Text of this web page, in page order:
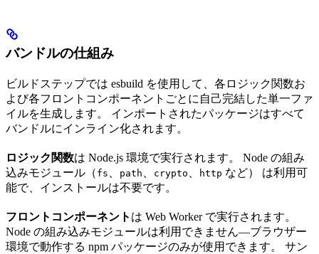
バンドルの仕組み
ビルドステップでは esbuild を使用して、各ロジック関数お
よび各フロントコンポーネントごとに自己完結した単一ファ
イルを生成します。 インポートされたパッケージはすべて
バンドルにインライン化されます。
ロジック関数は Node.js 環境で実行されます。 Node の組み
込みモジュール（ fs path crypto http など） は利用可
能で、インストールは不要です。
フロントコンポーネント は Web Worker で実行されます。
Node の組み込みモジュールは利用できません—ブラウザー
環境で動作する npm パッケージのみが使用できます。 サン